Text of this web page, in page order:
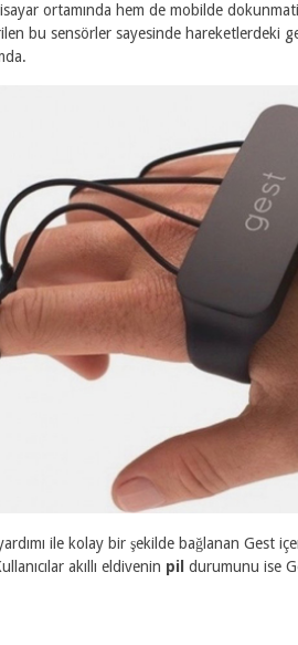
ortamında hem de mobilde
bu sensörler sayesinde hareketlerdeki
ile kolay bir şekilde bağlanan Gest
akıllı eldivenin pil durumunu ise